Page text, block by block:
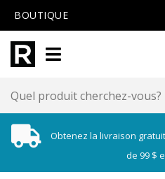
BOUTIQUE
Obtenez la livraison
de 99 $